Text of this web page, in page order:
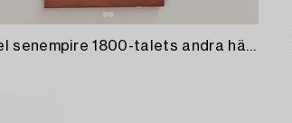
Spegel senempire 1800-talets andra hälft.